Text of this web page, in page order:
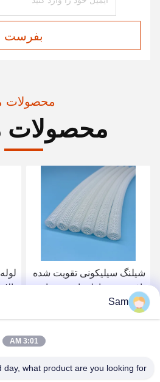
بفرست
محصولات
محصولات
شیلنگ سیلیکونی تقویت شده
بافته شده با پلی استر مقاوم
در برابر دمای بالا در ظروف
دارویی
بهترین قیمت رو بدست بیار
Sam
3:01 AM
day, what product are you looking for?